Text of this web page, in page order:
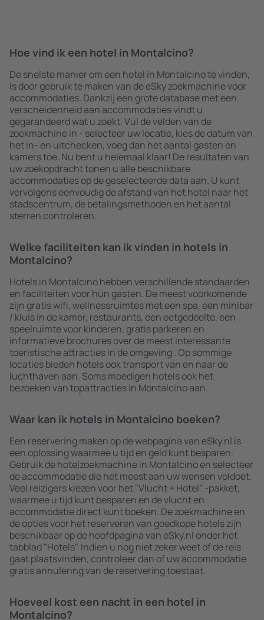
Hoe vind ik een hotel in Montalcino?
De snelste manier om een hotel in Montalcino te vinden,
is door gebruik te maken van de eSky zoekmachine voor
accommodaties. Dankzij een grote database met een
verscheidenheid aan accommodaties vindt u
gegarandeerd wat u zoekt. Vul de velden van de
zoekmachine in - selecteer uw locatie, kies de datum van
het in- en uitchecken, voeg dan het aantal gasten en
kamers toe. Nu bent u helemaal klaar! De resultaten van
uw zoekopdracht tonen u alle beschikbare
accommodaties op de geselecteerde data aan. U kunt
vervolgens eenvoudig de afstand van het hotel naar het
stadscentrum, de betalingsmethoden en het aantal
sterren controleren.
Welke faciliteiten kan ik vinden in hotels in
Montalcino?
Hotels in Montalcino hebben verschillende standaarden
en faciliteiten voor hun gasten. De meest voorkomende
zijn gratis wifi, wellnessruimtes met een spa, een minibar
/ kluis in de kamer, restaurants, een eetgedeelte, een
speelruimte voor kinderen, gratis parkeren en
informatieve brochures over de meest interessante
toeristische attracties in de omgeving . Op sommige
locaties bieden hotels ook transport van en naar de
luchthaven aan. Soms moedigen hotels ook het
bezoeken van topattracties in Montalcino aan.
Waar kan ik hotels in Montalcino boeken?
Een reservering maken op de webpagina van eSky.nl is
een oplossing waarmee u tijd en geld kunt besparen.
Gebruik de hotelzoekmachine in Montalcino en selecteer
de accommodatie die het meest aan uw wensen voldoet.
Veel reizigers kiezen voor het "Vlucht + Hotel" -pakket,
waarmee u tijd kunt besparen en de vlucht en
accommodatie direct kunt boeken. De zoekmachine en
de opties voor het reserveren van goedkope hotels zijn
beschikbaar op de hoofdpagina van eSky.nl onder het
tabblad "Hotels". Indien u nog niet zeker weet of de reis
gaat plaatsvinden, controleer dan of uw accommodatie
gratis annulering van de reservering toestaat.
Hoeveel kost een nacht in een hotel in
Montalcino?